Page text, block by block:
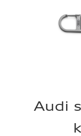
Audi